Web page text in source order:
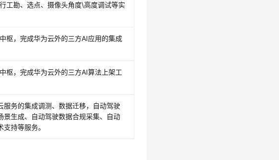
工勘、选点、摄像头角度\高度调试等实
枢，完成华为云外的三方AI应用的集成
枢，完成华为云外的三方AI算法上架工
务的集成调测、数据迁移，自动驾驶
景生成、自动驾驶数据合规采集、自动
持等服务。